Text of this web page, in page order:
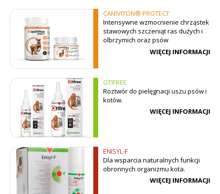
CANIVITON® PROTECT
Intensywne wzmocnienie chrząstek
stawowych szczeniąt ras dużych i
olbrzymich oraz psów
uprawiających sporty.WIĘCEJ INFORMACJI
OTIFREE
Roztwór do pielęgnacji uszu psów i
kotów.
WIĘCEJ INFORMACJI
ENISYL-F
Dla wsparcia naturalnych funkcji
obronnych organizmu kota.
WIĘCEJ INFORMACJI